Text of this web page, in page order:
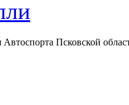
Псковской